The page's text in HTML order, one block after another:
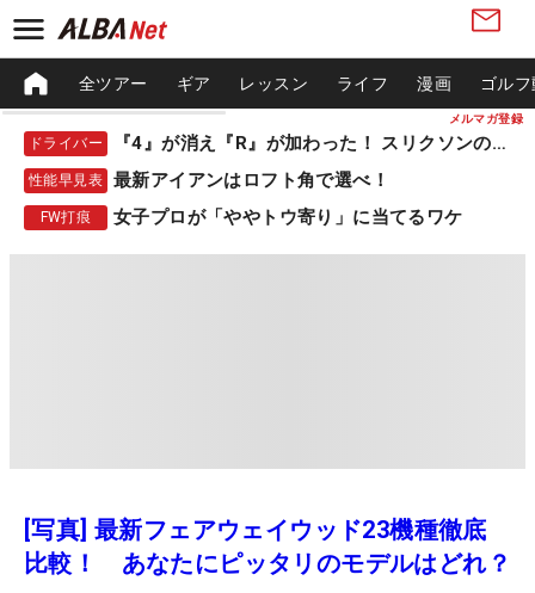
メルマガ登録
全ツアー ギア レッスン ライフ 漫画 ゴル
ドライバー 『4』が消え『R』が加わった！ スリクソンの新作
性能早見表 最新アイアンはロフト角で選べ！
FW打痕 女子プロが「ややトウ寄り」に当てるワケ
[写真] 最新フェアウェイウッド23機種徹底
比較！ あなたにピッタリのモデルはどれ？